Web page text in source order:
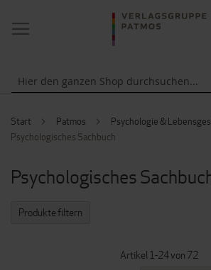
NAVIGATION
UMSCHALTEN
Start Patmos
Psychologie &
Psychologisches Sachbuch
Psychologisches
Artikel 1-24von 72
Produkte filtern